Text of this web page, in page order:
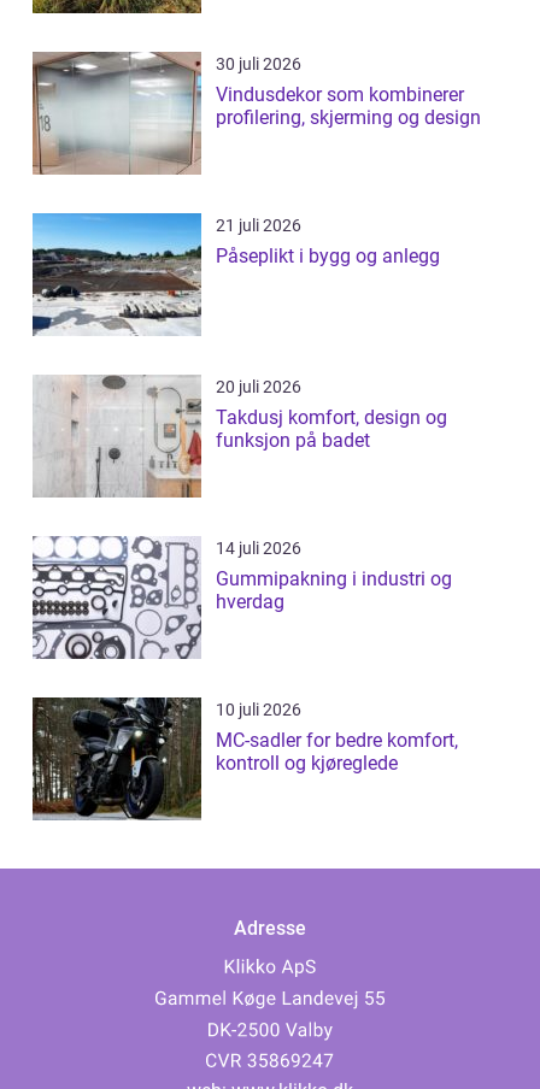
30 juli 2026
Vindusdekor som kombinerer
profilering, skjerming og design
21 juli 2026
Påseplikt i bygg og anlegg
20 juli 2026
Takdusj komfort, design og
funksjon på badet
14 juli 2026
Gummipakning i industri og
hverdag
10 juli 2026
MC-sadler for bedre komfort,
kontroll og kjøreglede
Adresse